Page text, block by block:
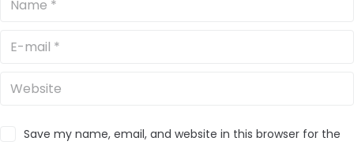
Save my name, email, and website in this browser for the